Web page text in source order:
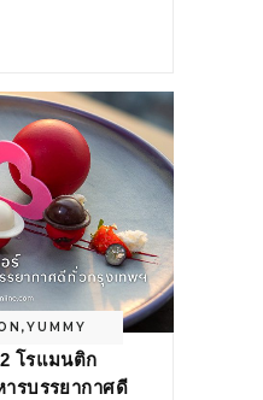
,YUMMY
โรแมนติก
ารบรรยากาศดี